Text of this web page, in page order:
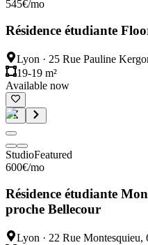
545€/mo
Résidence étudiante
Lyon · 25 Rue Pauline
19-19 m²
Available now
StudioFeatured
600€/mo
Résidence étudiante
proche Bellecour
Lyon · 22 Rue Montesquieu,